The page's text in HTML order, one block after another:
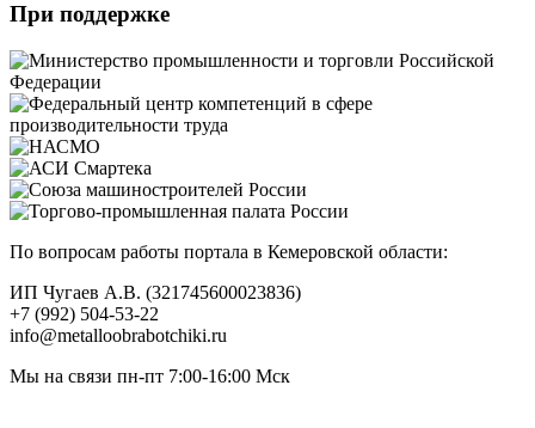
При поддержке
По вопросам работы портала в Кемеровской области:
ИП Чугаев А.В. (321745600023836)
+7 (992) 504-53-22
info@metalloobrabotchiki.ru
Мы на связи пн-пт 7:00-16:00 Мск